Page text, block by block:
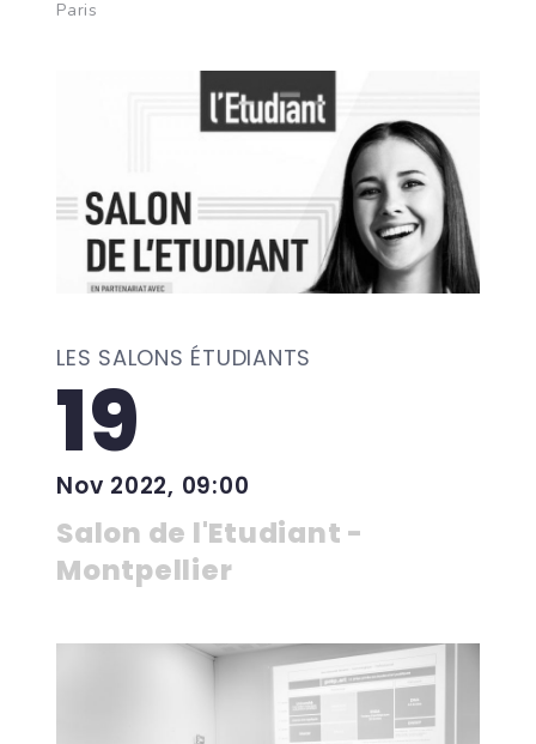
Paris
LES SALONS ÉTUDIANTS
19
Nov 2022, 09:00
Salon de l'Etudiant -
Montpellier